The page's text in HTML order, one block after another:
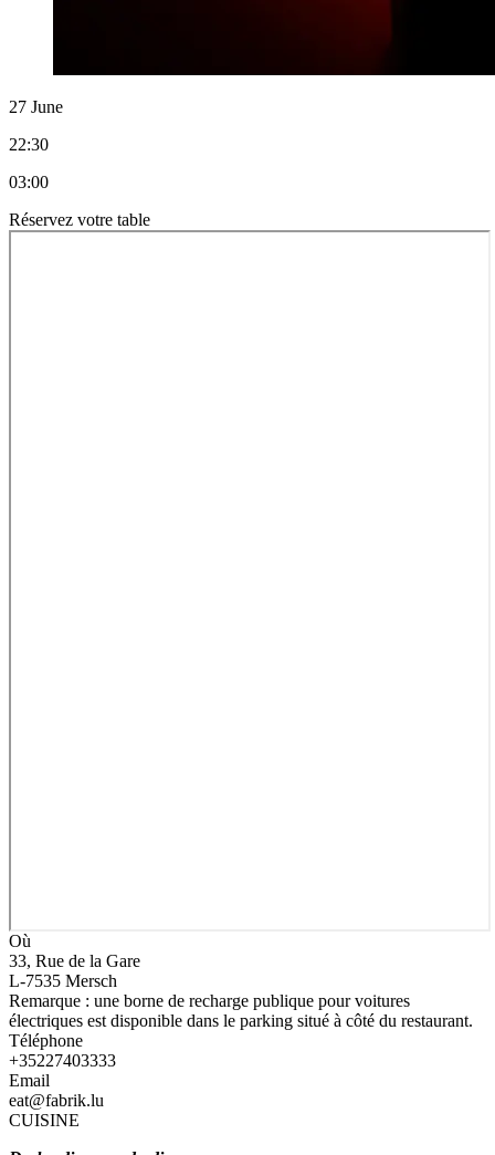
27 June
22:30
03:00
Réservez votre table
Où
33, Rue de la Gare
L-7535 Mersch
Remarque : une borne de recharge publique pour voitures
électriques est disponible dans le parking situé à côté du restaurant.
Téléphone
+35227403333
Email
eat@fabrik.lu
CUISINE